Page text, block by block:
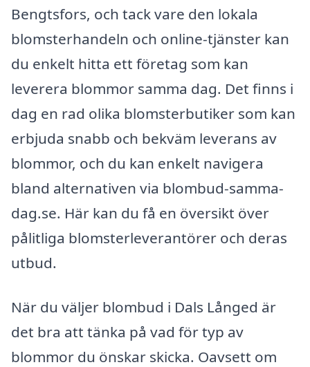
Bengtsfors, och tack vare den lokala
blomsterhandeln och online-tjänster kan
du enkelt hitta ett företag som kan
leverera blommor samma dag. Det finns i
dag en rad olika blomsterbutiker som kan
erbjuda snabb och bekväm leverans av
blommor, och du kan enkelt navigera
bland alternativen via blombud-samma-
dag.se. Här kan du få en översikt över
pålitliga blomsterleverantörer och deras
utbud.
När du väljer blombud i Dals Långed är
det bra att tänka på vad för typ av
blommor du önskar skicka. Oavsett om